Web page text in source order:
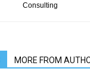
Consulting
MORE FROM